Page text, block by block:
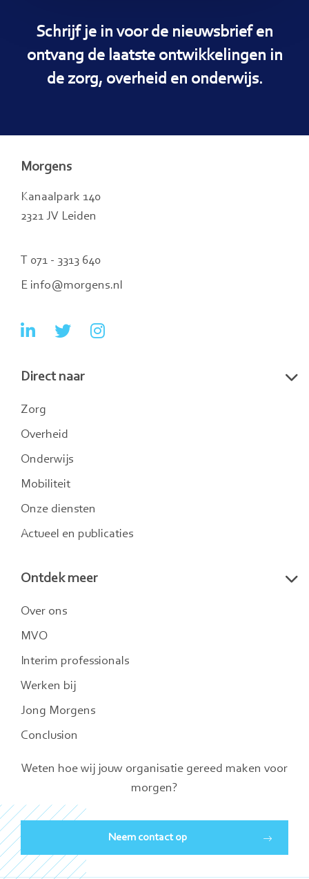
Schrijf je in voor de nieuwsbrief en
ontvang de laatste ontwikkelingen in
de zorg, overheid en onderwijs.
Morgens
Kanaalpark 140
2321 JV Leiden
T 071 - 3313 640
E info@morgens.nl
Ga
LinkedIn
Ga
Twitter
Ga
Direct naar
Zorg
Overheid
Onderwijs
Mobiliteit
Onze diensten
Actueel en publicaties
Ontdek meer
Over ons
MVO
Interim professionals
Werken bij
Jong Morgens
Conclusion
Weten hoe wij jouw organisatie gereed maken voor
morgen?
Neem contact op